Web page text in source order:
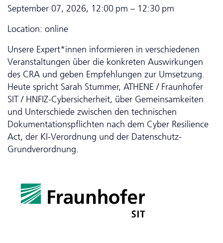
September 07, 2026, 12:00 pm – 12:30 pm
Location: online
Unsere Expert*innen informieren in verschiedenen
Veranstaltungen über die konkreten Aus­wirkungen
des CRA und geben Empfehlungen zur Umsetzung.
Heute spricht Sarah Stummer, ATHENE / Fraunhofer
SIT / HNFIZ-Cybersicherheit, über Gemeinsamkeiten
und Unterschiede zwischen den technischen
Dokumentationspflichten nach dem Cyber Resilience
Act, der KI-Verordnung und der Da­ten­schutz-
Grundverordnung.